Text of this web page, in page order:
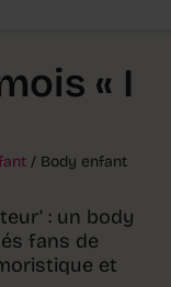
« I
/ Body enfant
: un body
fans de
et